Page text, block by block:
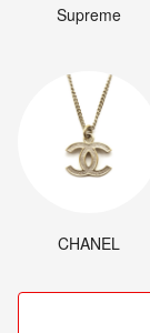
Supreme
CHANEL